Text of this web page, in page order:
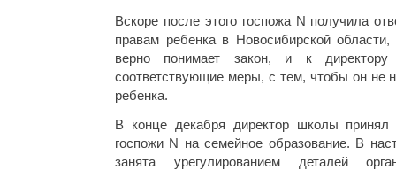
Вскоре после этого госпожа N получила
правам ребенка в Новосибирской
верно понимает закон, и к
соответствующие меры, с тем, чтобы он не
ребенка.
В конце декабря директор школы
госпожи N на семейное образование. В
занята урегулированием деталей